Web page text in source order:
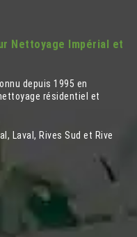
Nettoyage Impérial et
depuis 1995 en
résidentiel et
Laval, Rives Sud et Rive